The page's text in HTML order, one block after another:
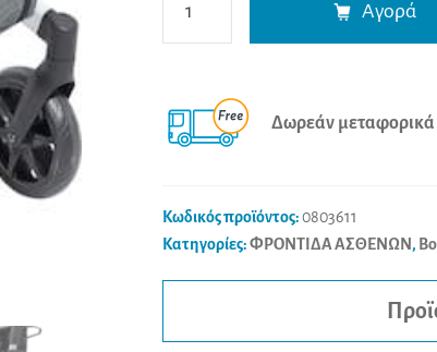
Περιπατητήρας
White"
(Λευκός)
Αγορά
Δωρεάν μεταφορικά
Κωδικός προϊόντος:0803611
Κατηγορίες:ΦΡΟΝΤΙΔΑ ΑΣΘΕΝΩΝ,